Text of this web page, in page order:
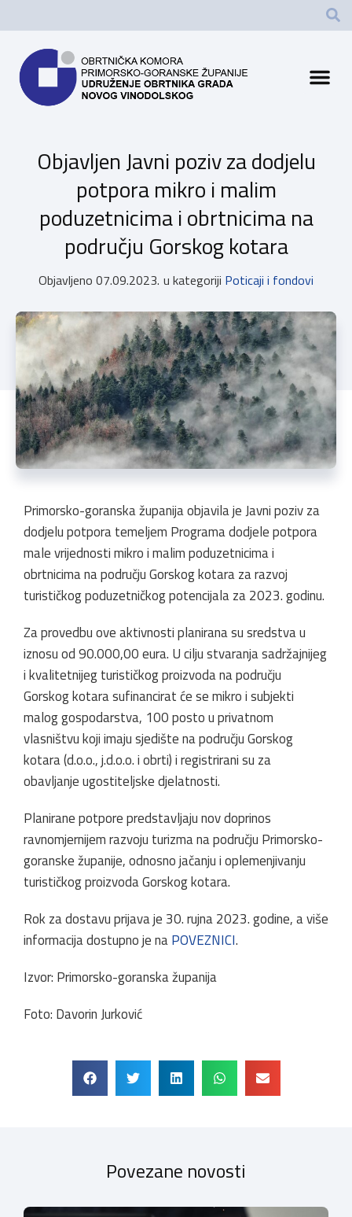
Objavljen Javni poziv za dodjelu
potpora mikro i malim
poduzetnicima i obrtnicima na
području Gorskog kotara
Objavljeno 07.09.2023. u kategoriji Poticaji i fondovi
Primorsko-goranska županija objavila je Javni poziv za
dodjelu potpora temeljem Programa dodjele potpora
male vrijednosti mikro i malim poduzetnicima i
obrtnicima na području Gorskog kotara za razvoj
turističkog poduzetničkog potencijala za 2023. godinu.
Za provedbu ove aktivnosti planirana su sredstva u
iznosu od 90.000,00 eura. U cilju stvaranja sadržajnijeg
i kvalitetnijeg turističkog proizvoda na području
Gorskog kotara sufinancirat će se mikro i subjekti
malog gospodarstva, 100 posto u privatnom
vlasništvu koji imaju sjedište na području Gorskog
kotara (d.o.o., j.d.o.o. i obrti) i registrirani su za
obavljanje ugostiteljske djelatnosti.
Planirane potpore predstavljaju nov doprinos
ravnomjernijem razvoju turizma na području Primorsko-
goranske županije, odnosno jačanju i oplemenjivanju
turističkog proizvoda Gorskog kotara.
Rok za dostavu prijava je 30. rujna 2023. godine, a više
informacija dostupno je naPOVEZNICI.
Izvor: Primorsko-goranska županija
Foto: Davorin Jurković
Povezane novosti